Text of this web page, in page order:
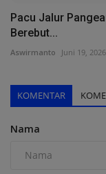
Pacu Jalur
Berebut...
Aswirmanto Juni 19, 2026
KOMENTAR
Nama